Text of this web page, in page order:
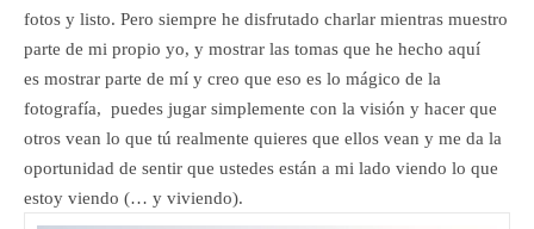
fotos y listo. Pero siempre he disfrutado charlar mientras muestro
parte de mi propio yo, y mostrar las tomas que he hecho aquí
es mostrar parte de mí y creo que eso es lo mágico de la
fotografía, puedes jugar simplemente con la visión y hacer que
otros vean lo que tú realmente quieres que ellos vean y me da la
oportunidad de sentir que ustedes están a mi lado viendo lo que
estoy viendo (… y viviendo).